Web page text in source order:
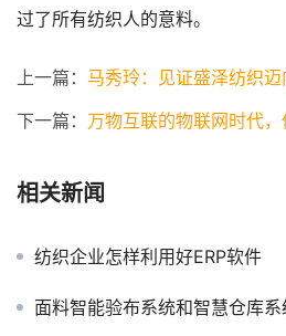
过了所有纺织人的意料。
上一篇： 马秀玲：见证盛泽纺织
下一篇： 万物互联的物联网时代，你是否也
相关新闻
纺织企业怎样利用好ERP软件
面料智能验布系统和智慧仓库系